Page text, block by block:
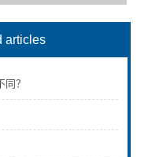
articles
？